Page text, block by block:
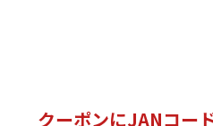
クーポンにJANコー